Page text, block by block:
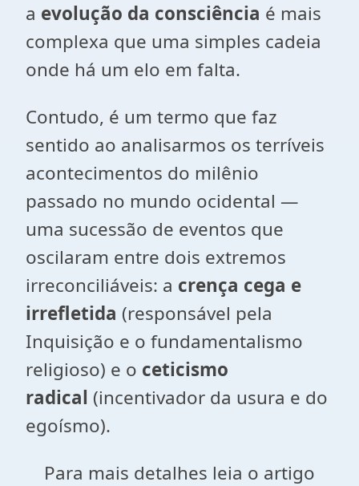
a evolução da consciência é mais
complexa que uma simples cadeia
onde há um elo em falta.
Contudo, é um termo que faz
sentido ao analisarmos os terríveis
acontecimentos do milênio
passado no mundo ocidental —
uma sucessão de eventos que
oscilaram entre dois extremos
irreconciliáveis: a crença cega e
irrefletida (responsável pela
Inquisição e o fundamentalismo
religioso) e o ceticismo
radical (incentivador da usura e do
egoísmo).
Para mais detalhes leia o artigo